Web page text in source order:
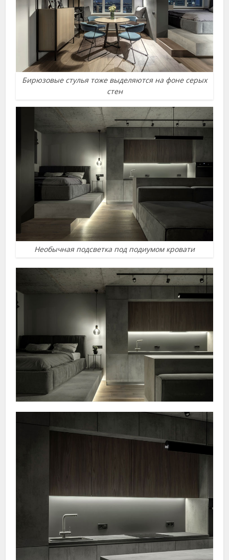
Бирюзовые стулья тоже выделяются на фоне серых
стен
Необычная подсветка под подиумом кровати